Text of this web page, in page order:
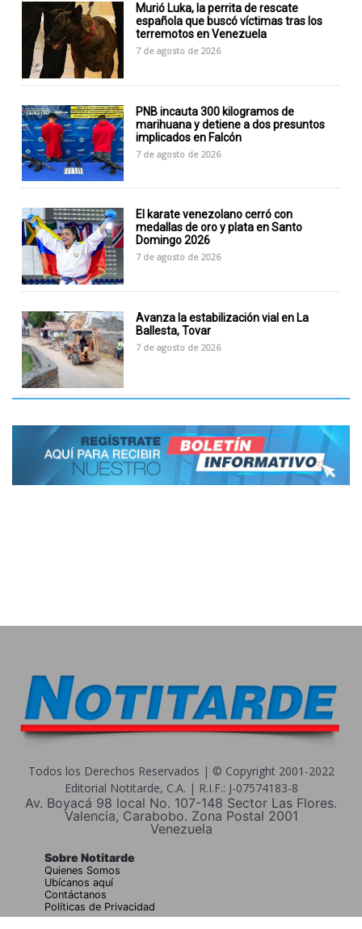
Murió Luka, la perrita de rescate
española que buscó víctimas tras los
terremotos en Venezuela
7 de agosto de 2026
PNB incauta 300 kilogramos de
marihuana y detiene a dos presuntos
implicados en Falcón
7 de agosto de 2026
El karate venezolano cerró con
medallas de oro y plata en Santo
Domingo 2026
7 de agosto de 2026
Avanza la estabilización vial en La
Ballesta, Tovar
7 de agosto de 2026
Todos los Derechos Reservados | © Copyright 2001-2022
Editorial Notitarde, C.A. | R.I.F.: J-07574183-8
Av. Boyacá 98 local No. 107-148 Sector Las Flores.
Valencia, Carabobo. Zona Postal 2001
Venezuela
Sobre Notitarde
Quienes Somos
Ubícanos aquí
Contáctanos
Políticas de Privacidad